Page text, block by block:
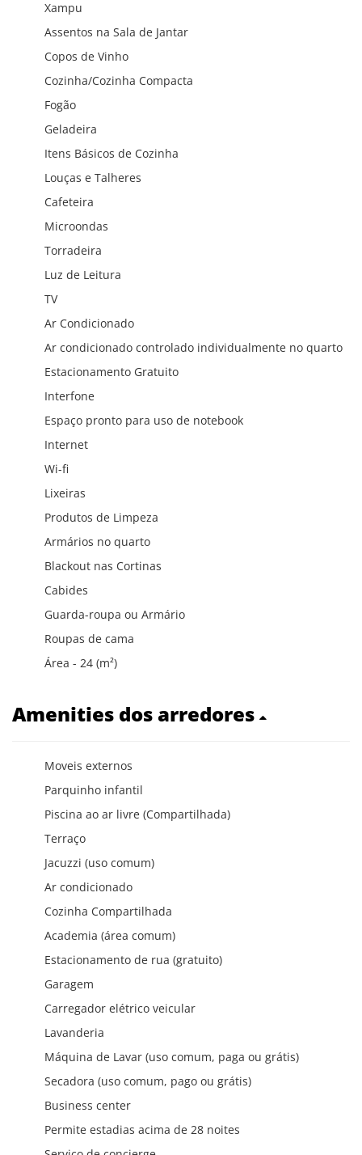
Xampu
Assentos na Sala de Jantar
Copos de Vinho
Cozinha/Cozinha Compacta
Fogão
Geladeira
Itens Básicos de Cozinha
Louças e Talheres
Cafeteira
Microondas
Torradeira
Luz de Leitura
TV
Ar Condicionado
Ar condicionado controlado individualmente no quarto
Estacionamento Gratuito
Interfone
Espaço pronto para uso de notebook
Internet
Wi-fi
Lixeiras
Produtos de Limpeza
Armários no quarto
Blackout nas Cortinas
Cabides
Guarda-roupa ou Armário
Roupas de cama
Área - 24 (m²)
Amenities dos arredores
Moveis externos
Parquinho infantil
Piscina ao ar livre (Compartilhada)
Terraço
Jacuzzi (uso comum)
Ar condicionado
Cozinha Compartilhada
Academia (área comum)
Estacionamento de rua (gratuito)
Garagem
Carregador elétrico veicular
Lavanderia
Máquina de Lavar (uso comum, paga ou grátis)
Secadora (uso comum, pago ou grátis)
Business center
Permite estadias acima de 28 noites